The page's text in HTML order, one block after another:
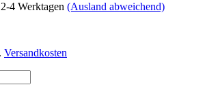
4 Werktagen (Ausland abweichend)
Versandkosten